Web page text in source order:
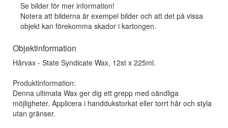
Se bilder för mer information!
Notera att bilderna är exempel bilder och att det på vissa
objekt kan förekomma skador i kartongen.
Objektinformation
Hårvax - State Syndicate Wax, 12st x 225ml.
Produktinformation:
Denna ultimata Wax ger dig ett grepp med oändliga
möjligheter. Applicera i handdukstorkat eller torrt hår och styla
utan gränser.